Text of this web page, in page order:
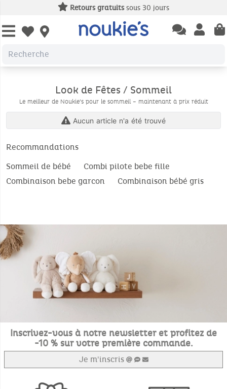
Retours gratuitssous 30 jours
Open wishlist Open
Open
Look de Fêtes / Sommeil
Le meilleur de Noukie’s pour le sommeil – maintenant à prix réduit
Aucun article n'a été trouvé
Recommandations
Sommeil de bébé
Combi pilote bebe fille
Combinaison bebe garcon
Combinaison bébé gris
Inscrivez-vous à notre newsletter et profitez de
-10 % sur votre première commande.
Je m'inscris